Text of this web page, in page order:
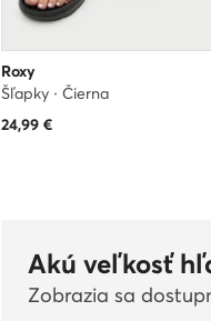
Roxy
Šľapky · Čierna
24,99€
Akú veľkosť
Zobrazia sa